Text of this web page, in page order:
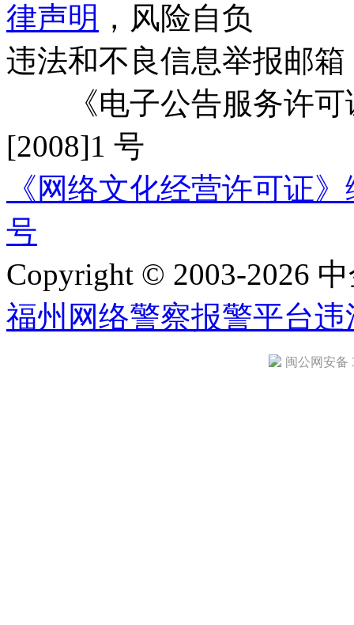
律声明 ，风险自负
违法和不良信息举报邮箱
《电子公告服务许可
[2008]1 号
《网络文化经营许可证
号
Copyright © 2003-2026
福州网络警察报警平台违
闽公网安备